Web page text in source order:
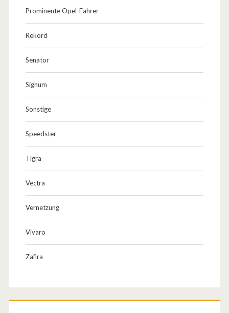
Prominente Opel-Fahrer
Rekord
Senator
Signum
Sonstige
Speedster
Tigra
Vectra
Vernetzung
Vivaro
Zafira